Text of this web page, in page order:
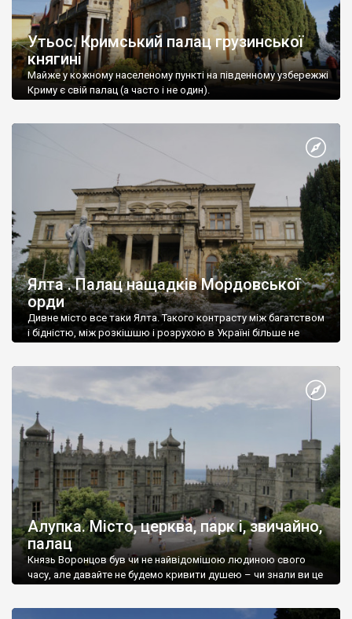
Утьос. Кримський палац грузинської
княгині
Майже у кожному населеному пункті на південному узбережжі
Криму є свій палац (а часто і не один).
Ялта . Палац нащадків Мордовської
орди
Дивне місто все таки Ялта. Такого контрасту між багатством
і бідністю, між розкішшю і розрухою в Україні більше не
Алупка. Місто, церква, парк і, звичайно,
палац
Князь Воронцов був чи не найвідомішою людиною свого
часу, але давайте не будемо кривити душею – чи знали ви це